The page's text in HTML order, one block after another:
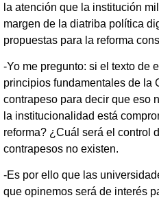
la atención que la institución
margen de la diatriba política
propuestas para la reforma
-Yo me pregunto: si el texto de
principios fundamentales de la
contrapeso para decir que eso
la institucionalidad está
reforma? ¿Cuál será el control
contrapesos no existen.
-Es por ello que las
que opinemos será de interés